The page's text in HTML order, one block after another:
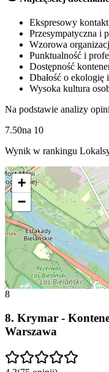
Ekspresowy
Przesympatyczna i
Wzorowa
Punktualność i
Dostępność
Dbałość o
Wysoka kultura
Na podstawie analizy
7.50na 10
Wynik w rankingu
+
−
8
8. Krymar -
Warszawa